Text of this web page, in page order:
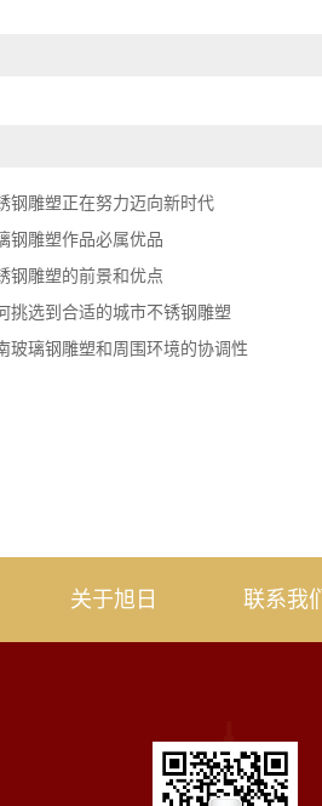
钢雕塑正在努力迈向新时代
钢雕塑作品必属优品
钢雕塑的前景和优点
挑选到合适的城市不锈钢雕塑
玻璃钢雕塑和周围环境的协调性
关于旭日 联系我们